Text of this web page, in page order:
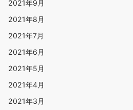
2021年9月
2021年8月
2021年7月
2021年6月
2021年5月
2021年4月
2021年3月